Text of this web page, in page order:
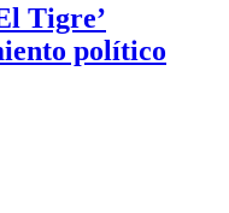
Tigre’
político